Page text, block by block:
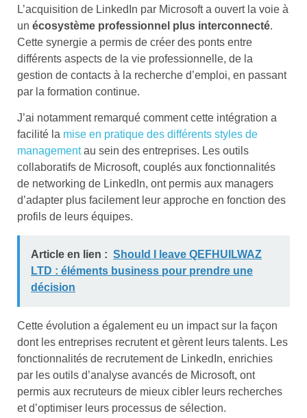
L’acquisition de LinkedIn par Microsoft a ouvert la voie à
un écosystème professionnel plus interconnecté.
Cette synergie a permis de créer des ponts entre
différents aspects de la vie professionnelle, de la
gestion de contacts à la recherche d’emploi, en passant
par la formation continue.
J’ai notamment remarqué comment cette intégration a
facilité la mise en pratique des différents styles de
managementau sein des entreprises. Les outils
collaboratifs de Microsoft, couplés aux fonctionnalités
de networking de LinkedIn, ont permis aux managers
d’adapter plus facilement leur approche en fonction des
profils de leurs équipes.
Article en lien : Should I leave QEFHUILWAZ
LTD : éléments business pour prendre une
décision
Cette évolution a également eu un impact sur la façon
dont les entreprises recrutent et gèrent leurs talents. Les
fonctionnalités de recrutement de LinkedIn, enrichies
par les outils d’analyse avancés de Microsoft, ont
permis aux recruteurs de mieux cibler leurs recherches
et d’optimiser leurs processus de sélection.